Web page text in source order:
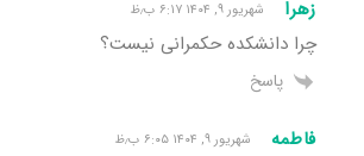
زهرا شهریور ۹, ۱۴۰۴ ۶:۱۷ ب٫ظ
چرا دانشکده حکمرانی نیست؟
پاسخ
فاطمه شهریور ۹, ۱۴۰۴ ۶:۰۵ ب٫ظ